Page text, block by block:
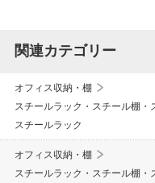
関連カテゴリー
オフィス収納・棚
スチールラック・スチール棚・
スチールラック
オフィス収納・棚
スチールラック・スチール棚・